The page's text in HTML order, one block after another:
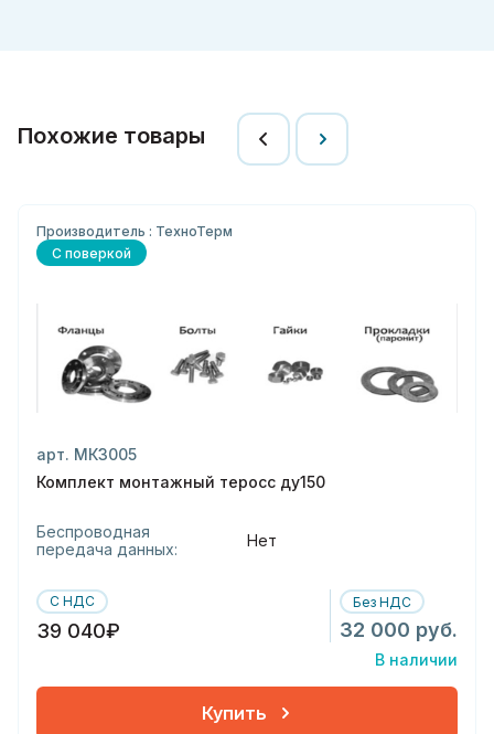
Похожие товары
Производитель : ТехноТерм
С поверкой
арт. МК3005
Комплект монтажный теросс ду150
Беспроводная
передача данных:
Нет
С НДС
39 040₽
Без НДС
32 000 руб.
В наличии
Купить